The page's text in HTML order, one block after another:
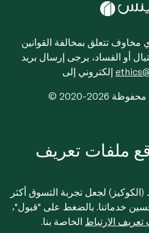
تتعلق بمخالفة القوانين
أو الفساد، يرجى إرسال بريد
محفوظة
ملفات تعريف
لجعل تجربة التسوق أكثر
خدماتنا. بالضغط على "قبول"،
الارتباط الخاصة بنا.